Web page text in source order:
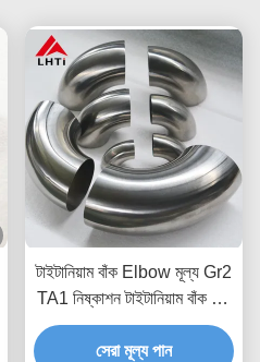
টাইটানিয়াম বাঁক Elbow মূল্য Gr2
TA1 নিষ্কাশন টাইটানিয়াম বাঁক 45
ডিগ্রী 90 ডিগ্রী 180 ডিগ্রী
টাইটানিয়াম Elbow
সেরা মূল্য পান